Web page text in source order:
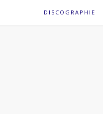
DISCOGRAPHIE